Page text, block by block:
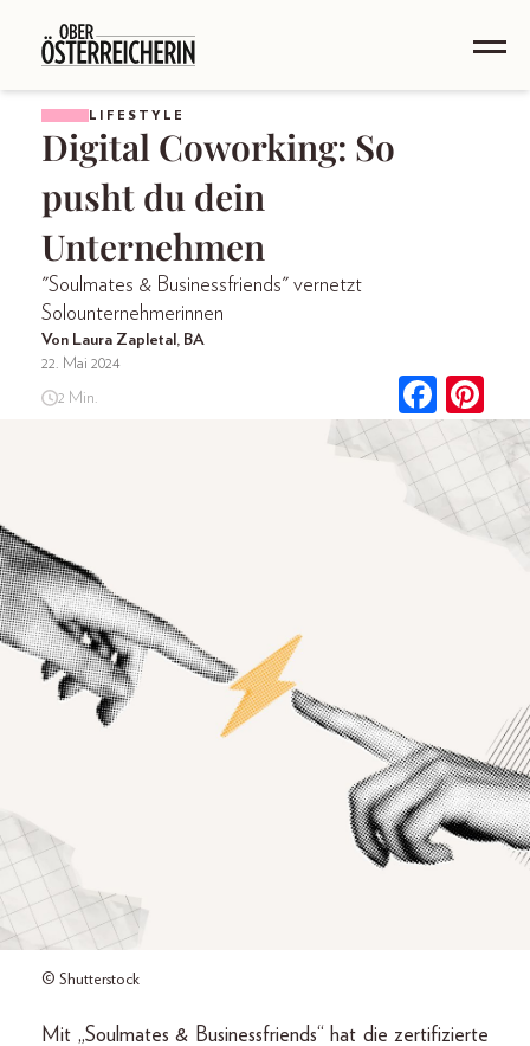
LIFESTYLE
Digital Coworking: So
pusht du dein
Unternehmen
"Soulmates & Businessfriends" vernetzt
Solounternehmerinnen
Von Laura Zapletal, BA
22. Mai 2024
2 Min.
© Shutterstock
Mit „Soulmates & Businessfriends“ hat die zertifizierte